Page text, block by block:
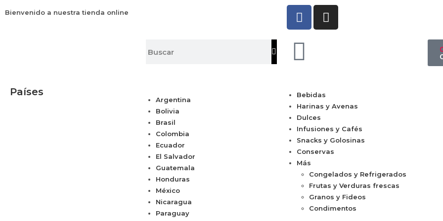
Bienvenido a nuestra tienda online
Países
Argentina
Bolivia
Brasil
Colombia
Ecuador
El Salvador
Guatemala
Honduras
México
Nicaragua
Paraguay
Bebidas
Harinas y Avenas
Dulces
Infusiones y Cafés
Snacks y Golosinas
Conservas
Más
Congelados y Refrigerados
Frutas y Verduras frescas
Granos y Fideos
Condimentos